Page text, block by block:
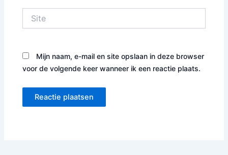
Mijn naam, e-mail en site opslaan in deze browser
voor de volgende keer wanneer ik een reactie plaats.